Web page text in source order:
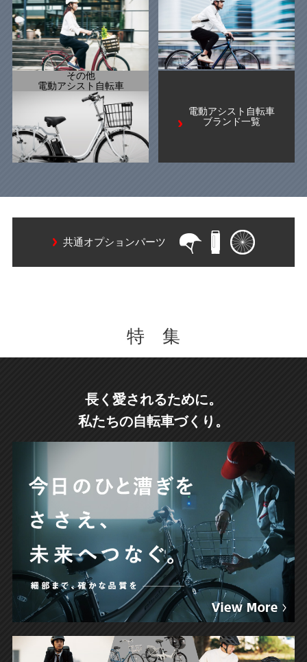
その他
電動アシスト自転車
電動アシスト自転車
ブランド一覧
共通オプションパーツ
特 集
長く愛されるために。
私たちの自転車づくり。